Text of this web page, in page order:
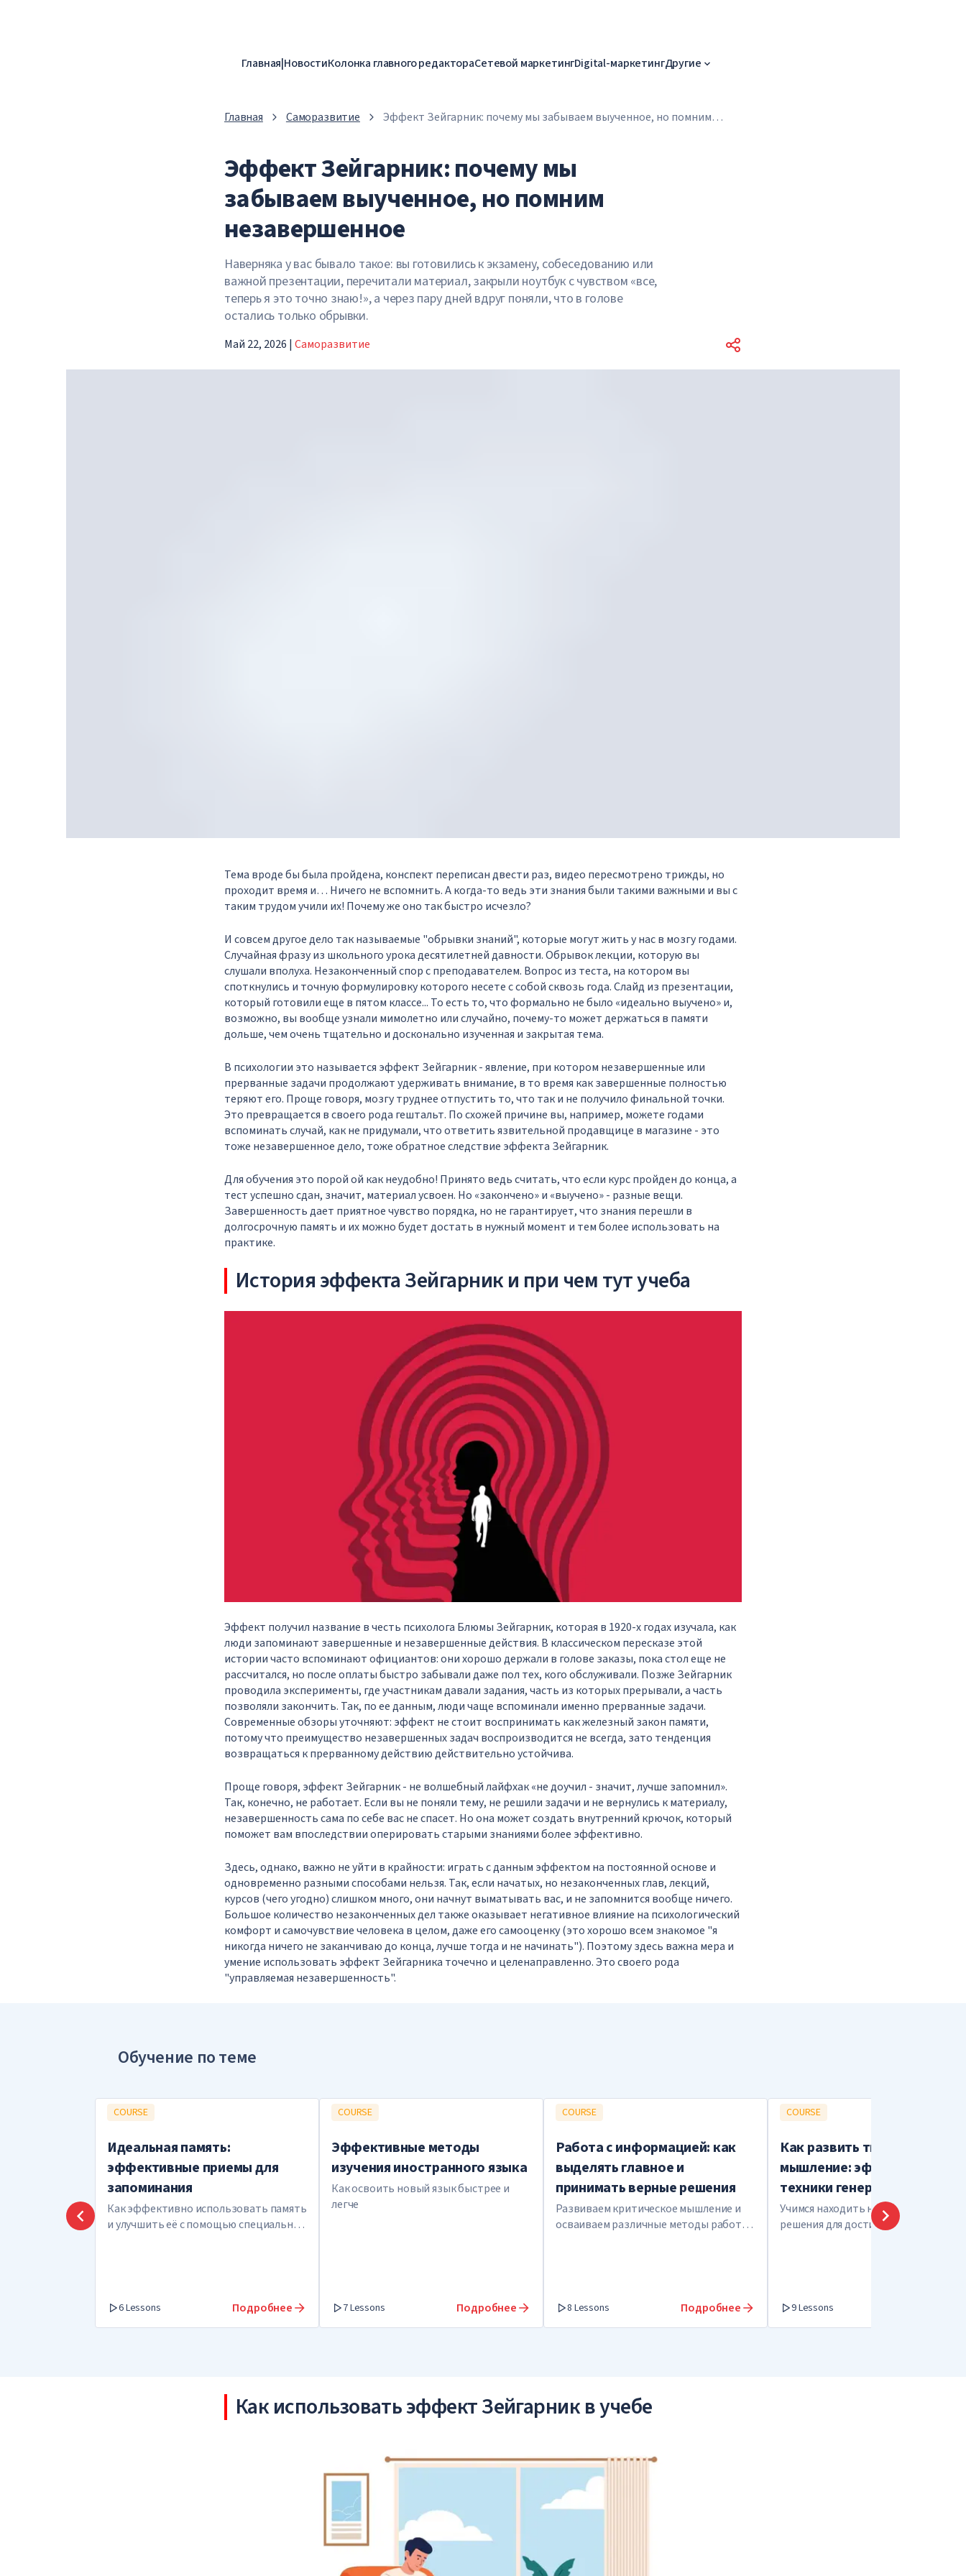
Главная|НовостиКолонка главного редактораСетевой маркетингDigital-маркетингДругие
Главная Саморазвитие
Эффект Зейгарник: почему мы забываем выученное, но помним
Эффект Зейгарник: почему мы
забываем выученное, но помним
незавершенное
Наверняка у вас бывало такое: вы готовились к экзамену, собеседованию или
важной презентации, перечитали материал, закрыли ноутбук с чувством «все,
теперь я это точно знаю!», а через пару дней вдруг поняли, что в голове
остались только обрывки.
Май 22, 2026 | Саморазвитие
Тема вроде бы была пройдена, конспект переписан двести раз, видео пересмотрено трижды, но
проходит время и… Ничего не вспомнить. А когда-то ведь эти знания были такими важными и вы с
таким трудом учили их! Почему же оно так быстро исчезло?
И совсем другое дело так называемые "обрывки знаний", которые могут жить у нас в мозгу годами.
Случайная фразу из школьного урока десятилетней давности. Обрывок лекции, которую вы
слушали вполуха. Незаконченный спор с преподавателем. Вопрос из теста, на котором вы
споткнулись и точную формулировку которого несете с собой сквозь года. Слайд из презентации,
который готовили еще в пятом классе... То есть то, что формально не было «идеально выучено» и,
возможно, вы вообще узнали мимолетно или случайно, почему-то может держаться в памяти
дольше, чем очень тщательно и досконально изученная и закрытая тема.
В психологии это называется эффект Зейгарник - явление, при котором незавершенные или
прерванные задачи продолжают удерживать внимание, в то время как завершенные полностью
теряют его. Проще говоря, мозгу труднее отпустить то, что так и не получило финальной точки.
Это превращается в своего рода гештальт. По схожей причине вы, например, можете годами
вспоминать случай, как не придумали, что ответить язвительной продавщице в магазине - это
тоже незавершенное дело, тоже обратное следствие эффекта Зейгарник.
Для обучения это порой ой как неудобно! Принято ведь считать, что если курс пройден до конца, а
тест успешно сдан, значит, материал усвоен. Но «закончено» и «выучено» - разные вещи.
Завершенность дает приятное чувство порядка, но не гарантирует, что знания перешли в
долгосрочную память и их можно будет достать в нужный момент и тем более использовать на
практике.
История эффекта Зейгарник и при чем тут учеба
Эффект получил название в честь психолога Блюмы Зейгарник, которая в 1920-х годах изучала, как
люди запоминают завершенные и незавершенные действия. В классическом пересказе этой
истории часто вспоминают официантов: они хорошо держали в голове заказы, пока стол еще не
рассчитался, но после оплаты быстро забывали даже пол тех, кого обслуживали. Позже Зейгарник
проводила эксперименты, где участникам давали задания, часть из которых прерывали, а часть
позволяли закончить. Так, по ее данным, люди чаще вспоминали именно прерванные задачи.
Современные обзоры уточняют: эффект не стоит воспринимать как железный закон памяти,
потому что преимущество незавершенных задач воспроизводится не всегда, зато тенденция
возвращаться к прерванному действию действительно устойчива.
Проще говоря, эффект Зейгарник - не волшебный лайфхак «не доучил - значит, лучше запомнил».
Так, конечно, не работает. Если вы не поняли тему, не решили задачи и не вернулись к материалу,
незавершенность сама по себе вас не спасет. Но она может создать внутренний крючок, который
поможет вам впоследствии оперировать старыми знаниями более эффективно.
Здесь, однако, важно не уйти в крайности: играть с данным эффектом на постоянной основе и
одновременно разными способами нельзя. Так, если начатых, но незаконченных глав, лекций,
курсов (чего угодно) слишком много, они начнут выматывать вас, и не запомнится вообще ничего.
Большое количество незаконченных дел также оказывает негативное влияние на психологический
комфорт и самочувствие человека в целом, даже его самооценку (это хорошо всем знакомое "я
никогда ничего не заканчиваю до конца, лучше тогда и не начинать"). Поэтому здесь важна мера и
умение использовать эффект Зейгарника точечно и целенаправленно. Это своего рода
"управляемая незавершенность".
Обучение по теме
COURSE
Идеальная память:
эффективные приемы для
запоминания
Как эффективно использовать память
и улучшить её с помощью специальных
6 Lessons Подробнее
COURSE
Эффективные методы
изучения иностранного языка
Как освоить новый язык быстрее и
легче
7 Lessons Подробнее
COURSE
Работа с информацией: как
выделять главное и
принимать верные решения
Развиваем критическое мышление и
осваиваем различные методы работы
8 Lessons Подробнее
COURSE
Как развить творческое
мышление: эффективные
техники генерации идей
Учимся находить нестандартные
решения для достижения успеха в
9 Lessons
Как использовать эффект Зейгарник в учебе